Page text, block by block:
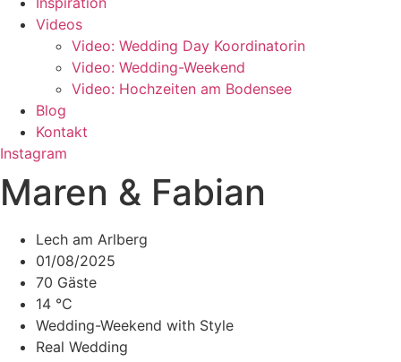
Videos
Video: Wedding Day Koordinatorin
Video: Wedding-Weekend
Video: Hochzeiten am Bodensee
Blog
Kontakt
Instagram
Maren & Fabian
Lech am Arlberg
01/08/2025
70 Gäste
14 °C
Wedding-Weekend with Style
Real Wedding